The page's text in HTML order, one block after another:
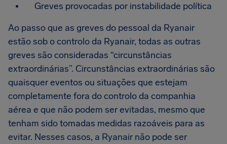
Greves provocadas por instabilidade política
Ao passo que as greves do pessoal da Ryanair
estão sob o controlo da Ryanair, todas as outras
greves são consideradas “circunstâncias
extraordinárias”. Circunstâncias extraordinárias são
quaisquer eventos ou situações que estejam
completamente fora do controlo da companhia
aérea e que não podem ser evitadas, mesmo que
tenham sido tomadas medidas razoáveis para as
evitar. Nesses casos, a Ryanair não pode ser